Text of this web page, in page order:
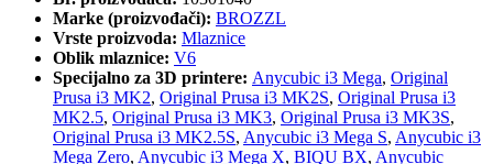
Marke (proizvođači): BROZZL
Vrste proizvoda: Mlaznice
Oblik mlaznice: V6
Specijalno za 3D printere: Anycubic i3 Mega, Original
Prusa i3 MK2, Original Prusa i3 MK2S, Original Prusa i3
MK2.5, Original Prusa i3 MK3, Original Prusa i3 MK3S,
Original Prusa i3 MK2.5S, Anycubic i3 Mega S, Anycubic i3
Mega Zero, Anycubic i3 Mega X, BIQU BX, Anycubic